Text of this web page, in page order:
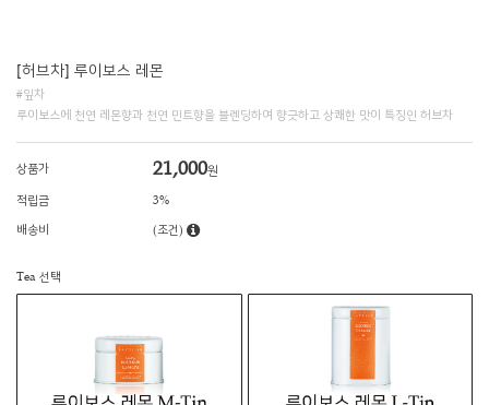
[허브차] 루이보스 레몬
#잎차
루이보스에 천연 레몬향과 천연 민트향을 블렌딩하여 향긋하고 상쾌한 맛이 특징인 허브차
상품가 21,000원
적립금 3%
배송비 (조건)
Tea 선택